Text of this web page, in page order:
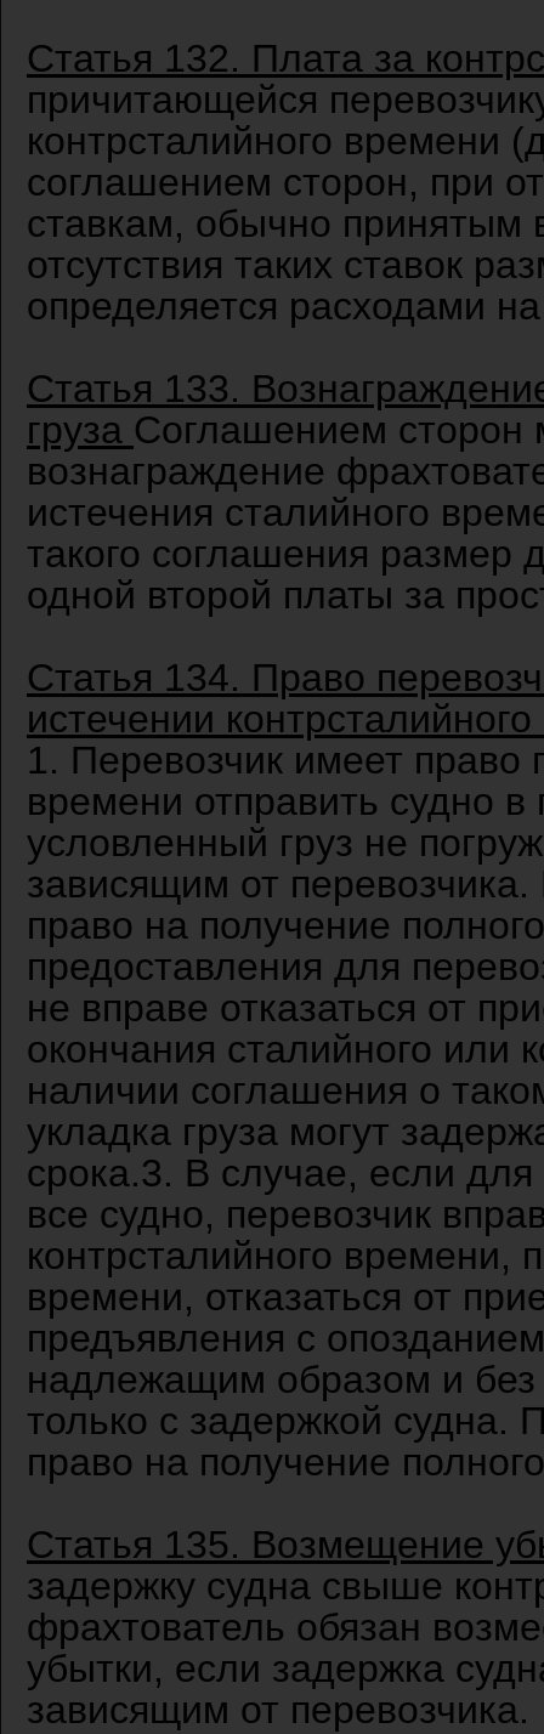
Статья 132. Плата за
причитающейся
контрсталийного времени
соглашением сторон, при
ставкам, обычно принятым
отсутствия таких ставок
определяется расходами
Статья 133.
груза Соглашением сторон
вознаграждение
истечения сталийного
такого соглашения размер
одной второй платы за
Статья 134. Право
истечении
1. Перевозчик имеет право
времени отправить судно
условленный груз не
зависящим от
право на получение
предоставления для
не вправе отказаться от
окончания сталийного или
наличии соглашения о
укладка груза могут
срока.3. В случае, если для
все судно, перевозчик
контрсталийного времени,
времени, отказаться от
предъявления с
надлежащим образом и без
только с задержкой судна.
право на получение
Статья 135. Возмещение
задержку судна свыше
фрахтователь обязан
убытки, если задержка
зависящим от перевозчика.